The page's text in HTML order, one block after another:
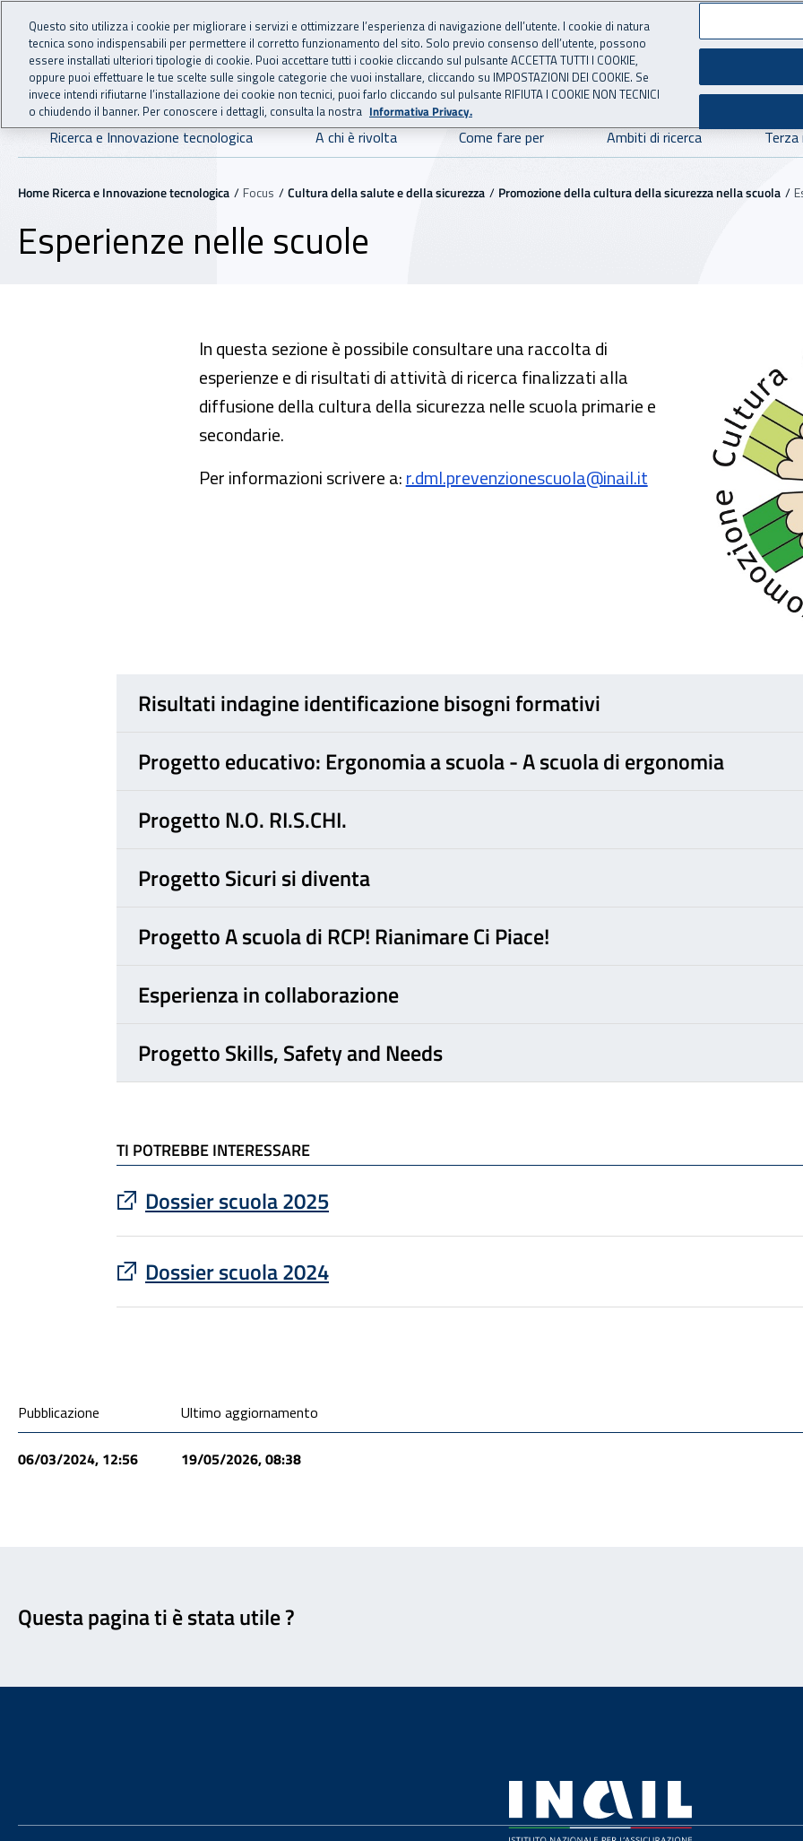
Vai al menu principale
Vai al contenuto principale
INAIL - Istituto Nazionale per l'Assicurazione
RICERCA E INNOVAZIONE TECNOLOGICA
Navigazione principale
Ricerca e Innovazione tecnologica A chi è rivolta Come fare per Ambiti di ricerca Terza
Navigazione - Ti trovi in:
Home Ricerca e Innovazione tecnologica Focus Cultura della salute e della sicurezza Promozione della cultura della sicurezza nella scuola
Esperienze nelle scuole
In questa sezione è possibile consultare una raccolta di
esperienze e di risultati di attività di ricerca finalizzati alla
diffusione della cultura della sicurezza nelle scuola primarie e
secondarie.
Per informazioni scrivere a:r.dml.prevenzionescuola@inail.it
Risultati indagine identificazione bisogni formativi
Progetto educativo: Ergonomia a scuola - A scuola di ergonomia
Progetto N.O. RI.S.CHI.
Progetto Sicuri si diventa
Progetto A scuola di RCP! Rianimare Ci Piace!
Esperienza in collaborazione
Progetto Skills, Safety and Needs
TI POTREBBE INTERESSARE
Dossier scuola 2025
: apre un sito esterno in una nuova finestra
Dossier scuola 2024
: apre un sito esterno in una nuova finestra
Condivisione social
Pubblicazione
06/03/2024, 12:56
Ultimo aggiornamento
19/05/2026, 08:38
Questa pagina ti è stata utile ?
Questo sito utilizza i cookie per migliorare i servizi e ottimizzare l’esperienza di navigazione dell’utente. I cookie di natura
tecnica sono indispensabili per permettere il corretto funzionamento del sito. Solo previo consenso dell’utente, possono
essere installati ulteriori tipologie di cookie. Puoi accettare tutti i cookie cliccando sul pulsante ACCETTA TUTTI I COOKIE,
oppure puoi effettuare le tue scelte sulle singole categorie che vuoi installare, cliccando su IMPOSTAZIONI DEI COOKIE. Se
invece intendi rifiutarne l’installazione dei cookie non tecnici, puoi farlo cliccando sul pulsante RIFIUTA I COOKIE NON TECNICI
o chiudendo il banner. Per conoscere i dettagli, consulta la nostra Informativa Privacy.